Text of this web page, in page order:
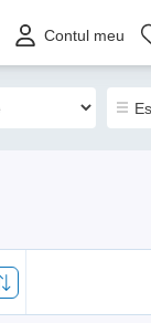
Contul meu